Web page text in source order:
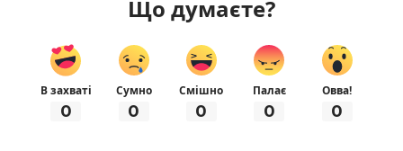
Що думаєте?
В захваті
0
Сумно
0
Смішно
0
Палає
0
Овва!
0